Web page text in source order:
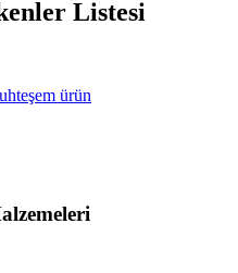
Listesi
ürün